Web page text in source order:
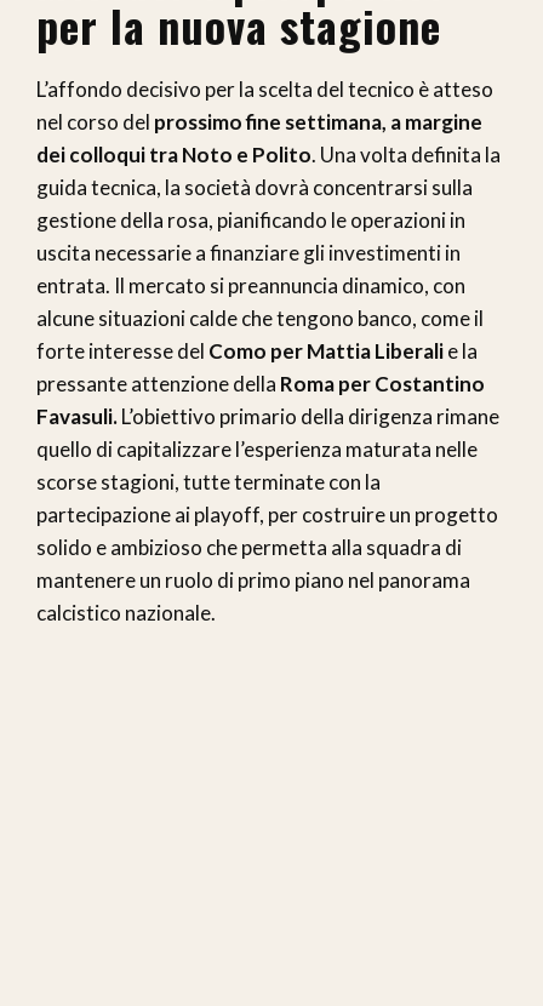
per la nuova stagione
L’affondo decisivo per la scelta del tecnico è atteso
nel corso del prossimo fine settimana, a margine
dei colloqui tra Noto e Polito. Una volta definita la
guida tecnica, la società dovrà concentrarsi sulla
gestione della rosa, pianificando le operazioni in
uscita necessarie a finanziare gli investimenti in
entrata. Il mercato si preannuncia dinamico, con
alcune situazioni calde che tengono banco, come il
forte interesse del Como per Mattia Liberalie la
pressante attenzione della Roma per Costantino
Favasuli.L’obiettivo primario della dirigenza rimane
quello di capitalizzare l’esperienza maturata nelle
scorse stagioni, tutte terminate con la
partecipazione ai playoff, per costruire un progetto
solido e ambizioso che permetta alla squadra di
mantenere un ruolo di primo piano nel panorama
calcistico nazionale.